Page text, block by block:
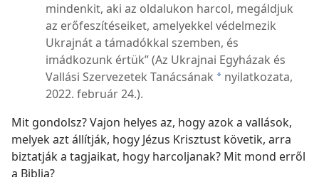
mindenkit, aki az oldalukon harcol, megáldjuk
az erőfeszítéseiket, amelyekkel védelmezik
Ukrajnát a támadókkal szemben, és
imádkozunk értük” (Az Ukrajnai Egyházak és
Vallási Szervezetek Tanácsának a nyilatkozata,
2022. február 24.).
Mit gondolsz? Vajon helyes az, hogy azok a vallások,
melyek azt állítják, hogy Jézus Krisztust követik, arra
biztatják a tagjaikat, hogy harcoljanak? Mit mond erről
a Biblia?